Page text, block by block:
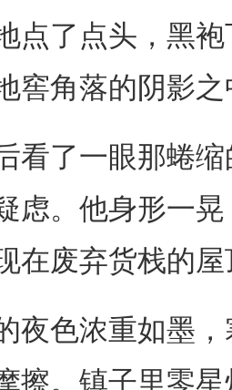
了点头，黑袍
窖角落的阴影
了一眼那蜷缩
虑。他身形一
在废弃货栈的
色浓重如墨，
擦。镇子里零